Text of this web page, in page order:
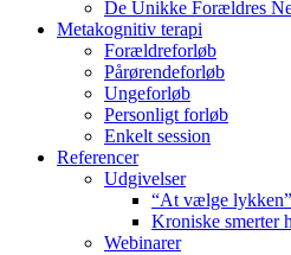
De Unikke Forældres
Metakognitiv terapi
Forældreforløb
Pårørendeforløb
Ungeforløb
Personligt forløb
Enkelt session
Referencer
Udgivelser
“At vælge lykken”
Kroniske smerter
Webinarer